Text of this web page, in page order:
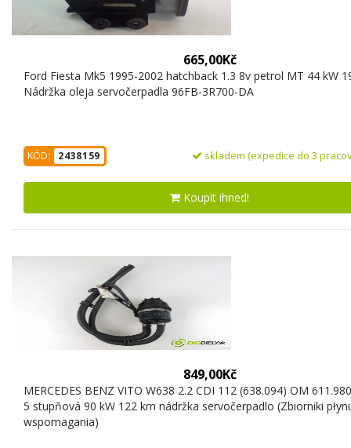
665,00Kč
Ford Fiesta Mk5 1995-2002 hatchback 1.3 8v petrol MT 44 kW
Nádržka oleja servočerpadla 96FB-3R700-DA
KÓD: 2438159 skladem (expedice do 3
Koupit ihned!
849,00Kč
MERCEDES BENZ VITO W638 2.2 CDI 112 (638.094) OM
5 stupňová 90 kW 122 km nádržka servočerpadlo (Zbiorniki
wspomagania)